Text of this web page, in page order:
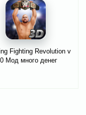
Fighting Revolution v
Мод много денег